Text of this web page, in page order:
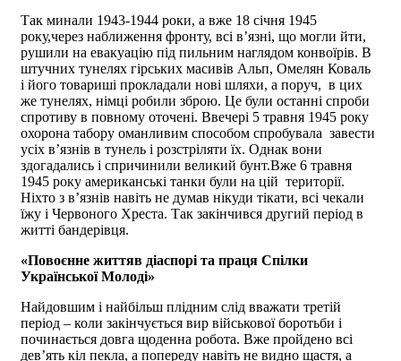
Так минали 1943-1944 роки, а вже 18 січня 1945
року,через наближення фронту, всі в’язні, що могли йти,
рушили на евакуацію під пильним наглядом конвоїрів. В
штучних тунелях гірських масивів Альп, Омелян Коваль
і його товариші прокладали нові шляхи, а поруч, в цих
же тунелях, німці робили зброю. Це були останні спроби
спротиву в повному оточені. Ввечері 5 травня 1945 року
охорона табору оманливим способом спробувала завести
усіх в’язнів в тунель і розстріляти їх. Однак вони
здогадались і спричинили великий бунт.Вже 6 травня
1945 року американські танки були на цій території.
Ніхто з в’язнів навіть не думав нікуди тікати, всі чекали
їжу і Червоного Хреста. Так закінчився другий період в
житті бандерівця.
«Повоєнне життяв діаспорі та праця Спілки
Української Молоді»
Найдовшим і найбільш плідним слід вважати третій
період – коли закінчується вир військової боротьби і
починається довга щоденна робота. Вже пройдено всі
дев’ять кіл пекла, а попереду навіть не видно щастя, а